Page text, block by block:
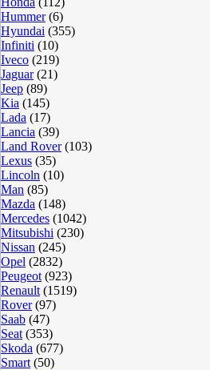
Hummer(6)
Hyundai (355)
Infiniti (10)
Iveco (219)
Jaguar(21)
Jeep (89)
Kia (145)
Lada (17)
Lancia (39)
Land Rover(103)
Lexus (35)
Lincoln (10)
Man (85)
Mazda (148)
Mercedes (1042)
Mitsubishi (230)
Nissan (245)
Opel (2832)
Peugeot (923)
Renault (1519)
Rover(97)
Saab (47)
Seat (353)
Skoda (677)
Smart (50)